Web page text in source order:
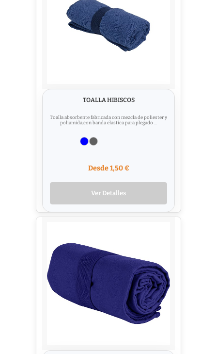
TOALLA HIBISCOS
Toalla absorbente fabricada con mezcla de poliester y
poliamida,con banda elastica para plegado ...
Desde 1,50 €
Ver Detalles